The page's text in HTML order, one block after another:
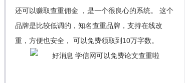
还可以赚取查重佣金 ，是一个很良心的系统。 这个
品牌是比较低调的，知名查重品牌，支持在线改
重，方便也安全， 可以免费领取到10万字数。